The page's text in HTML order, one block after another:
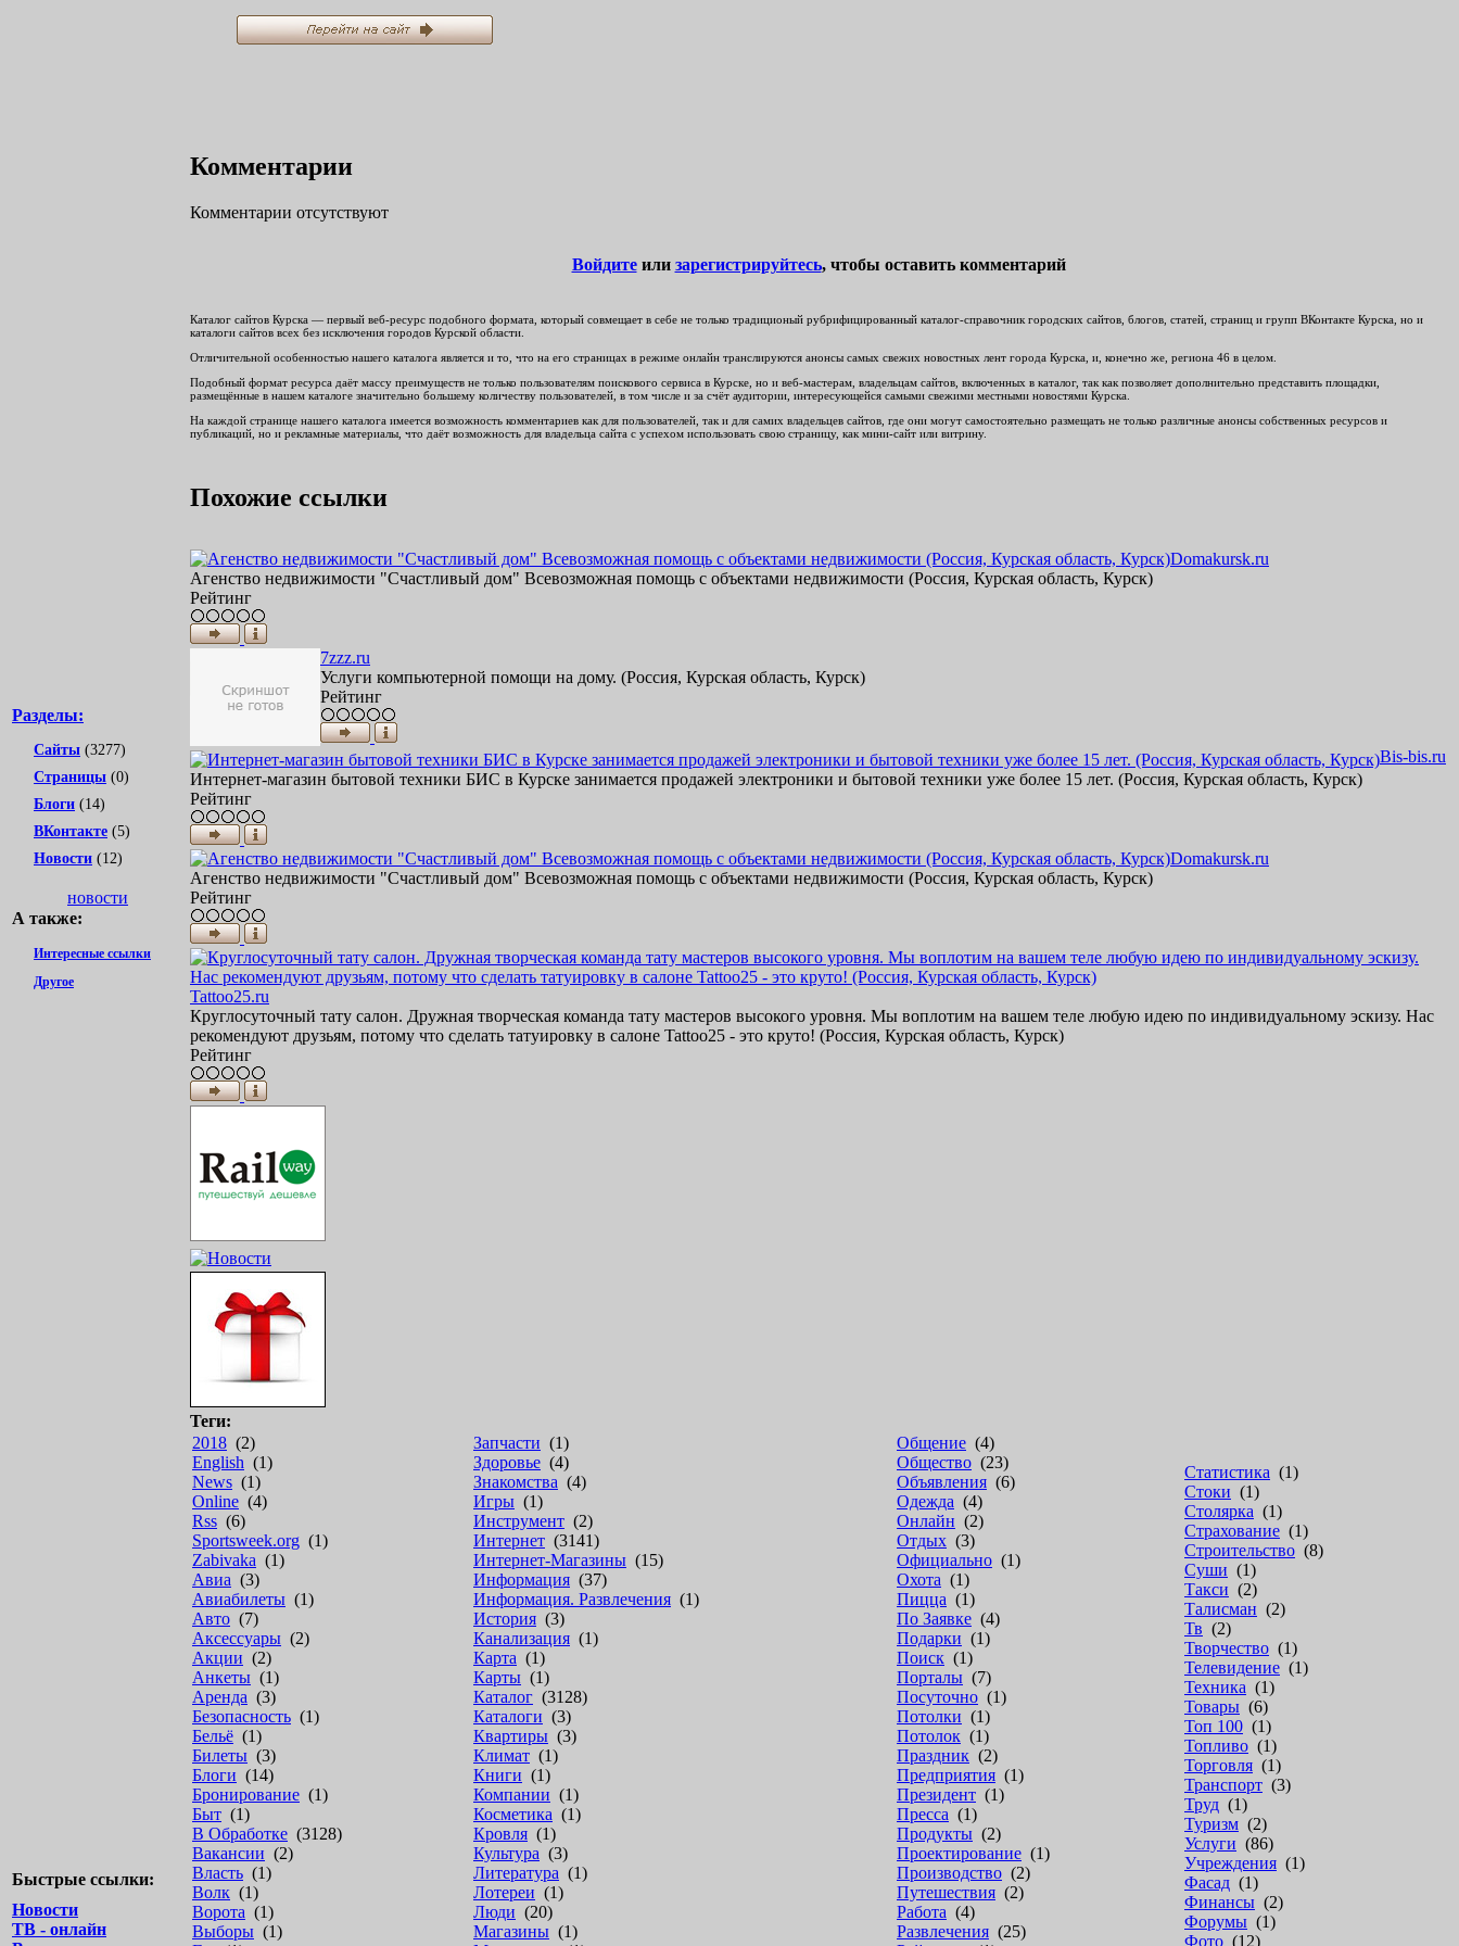
Разделы:
Сайты (3277)
Страницы (0)
Блоги (14)
ВКонтакте (5)
Новости (12)
новости
А также:
Интересные ссылки
Другое
Быстрые ссылки:
Новости
ТВ - онлайн
Комментарии
Комментарии отсутствуют
Войдитеили зарегистрируйтесь, чтобы оставить комментарий
Каталог сайтов Курска — первый веб-ресурс подобного формата, который совмещает в себе не только традиционый рубрифицированный каталог-справочник городских сайтов, блогов, статей, страниц и групп ВКонтакте Курска, но и
каталоги сайтов всех без исключения городов Курской области.
Отличительной особенностью нашего каталога является и то, что на его страницах в режиме онлайн транслируются анонсы самых свежих новостных лент города Курска, и, конечно же, региона 46 в целом.
Подобный формат ресурса даёт массу преимуществ не только пользователям поискового сервиса в Курске, но и веб-мастерам, владельцам сайтов, включенных в каталог, так как позволяет дополнительно представить площадки,
размещённые в нашем каталоге значительно большему количеству пользователей, в том числе и за счёт аудитории, интересующейся самыми свежими местными новостями Курска.
На каждой странице нашего каталога имеется возможность комментариев как для пользователей, так и для самих владельцев сайтов, где они могут самостоятельно размещать не только различные анонсы собственных ресурсов и
публикаций, но и рекламные материалы, что даёт возможность для владельца сайта с успехом использовать свою страницу, как мини-сайт или витрину.
Похожие ссылки
Domakursk.ru
Агенство недвижимости "Счастливый дом" Всевозможная помощь с объектами недвижимости (Россия, Курская область, Курск)
Рейтинг
7zzz.ru
Услуги компьютерной помощи на дому. (Россия, Курская область, Курск)
Рейтинг
Bis-bis.ru
Интернет-магазин бытовой техники БИС в Курске занимается продажей электроники и бытовой техники уже более 15 лет. (Россия, Курская область, Курск)
Рейтинг
Domakursk.ru
Агенство недвижимости "Счастливый дом" Всевозможная помощь с объектами недвижимости (Россия, Курская область, Курск)
Рейтинг
Tattoo25.ru
Круглосуточный тату салон. Дружная творческая команда тату мастеров высокого уровня. Мы воплотим на вашем теле любую идею по индивидуальному эскизу. Нас
рекомендуют друзьям, потому что сделать татуировку в салоне Tattoo25 - это круто! (Россия, Курская область, Курск)
Рейтинг
Теги:
2018 (2)
English (1)
News (1)
Online (4)
Rss (6)
Sportsweek.org (1)
Zabivaka (1)
Авиа (3)
Авиабилеты (1)
Авто (7)
Аксессуары (2)
Акции (2)
Анкеты (1)
Аренда (3)
Безопасность (1)
Бельё (1)
Билеты (3)
Блоги (14)
Бронирование (1)
Быт (1)
В Обработке (3128)
Вакансии (2)
Власть (1)
Волк (1)
Ворота (1)
Выборы (1)
Запчасти (1)
Здоровье (4)
Знакомства (4)
Игры (1)
Инструмент (2)
Интернет (3141)
Интернет-Магазины (15)
Информация (37)
Информация. Развлечения (1)
История (3)
Канализация (1)
Карта (1)
Карты (1)
Каталог (3128)
Каталоги (3)
Квартиры (3)
Климат (1)
Книги (1)
Компании (1)
Косметика (1)
Кровля (1)
Культура (3)
Литература (1)
Лотереи (1)
Люди (20)
Магазины (1)
Общение (4)
Общество (23)
Объявления (6)
Одежда (4)
Онлайн (2)
Отдых (3)
Официально (1)
Охота (1)
Пицца (1)
По Заявке (4)
Подарки (1)
Поиск (1)
Порталы (7)
Посуточно (1)
Потолки (1)
Потолок (1)
Праздник (2)
Предприятия (1)
Президент (1)
Пресса (1)
Продукты (2)
Проектирование (1)
Производство (2)
Путешествия (2)
Работа (4)
Развлечения (25)
Статистика (1)
Стоки (1)
Столярка (1)
Страхование (1)
Строительство (8)
Суши (1)
Такси (2)
Талисман (2)
Тв (2)
Творчество (1)
Телевидение (1)
Техника (1)
Товары (6)
Топ 100 (1)
Топливо (1)
Торговля (1)
Транспорт (3)
Труд (1)
Туризм (2)
Услуги (86)
Учреждения (1)
Фасад (1)
Финансы (2)
Форумы (1)
Фото (12)